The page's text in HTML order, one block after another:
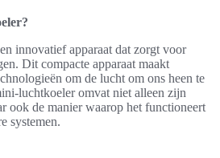
innovatief apparaat dat zorgt voor
Dit compacte apparaat maakt
om de lucht om ons heen te
luchtkoeler omvat niet alleen zijn
ook de manier waarop het functioneert
systemen.